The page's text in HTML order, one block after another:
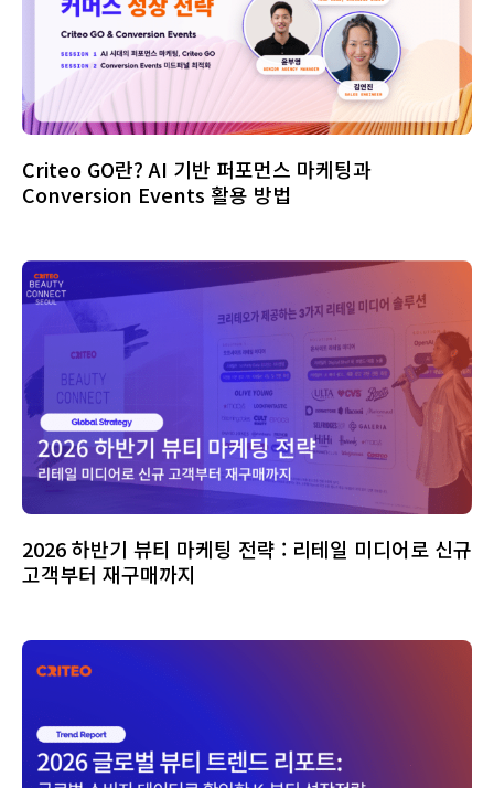
Criteo GO란? AI 기반 퍼포먼스 마케팅과
Conversion Events 활용 방법
2026 하반기 뷰티 마케팅 전략 : 리테일 미디어로 신규
고객부터 재구매까지